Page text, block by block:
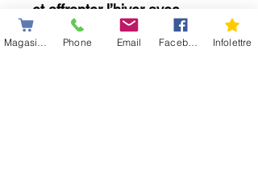
et affronter l’hiver avec
confiance !
Phone Email Infolettre